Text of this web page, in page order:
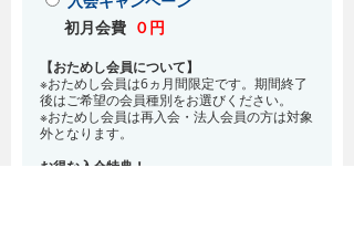
初月会費 ０円
【おためし会員について】
※おためし会員は6ヵ月間限定です。期間終了
後はご希望の会員種別をお選びください。
※おためし会員は再入会・法人会員の方は対象
外となります。
お得な入会特典！